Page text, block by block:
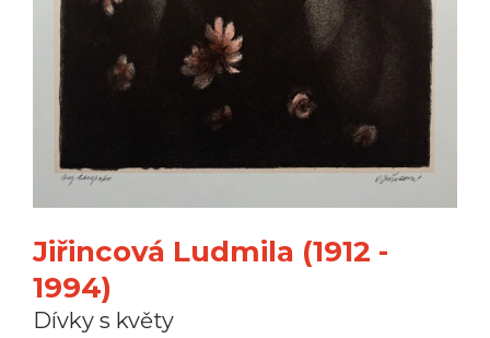
Jiřincová Ludmila (1912 -
1994)
Dívky s květy